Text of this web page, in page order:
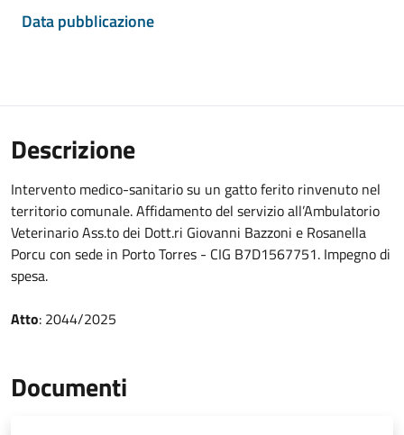
Data pubblicazione
Descrizione
Intervento medico-sanitario su un gatto ferito rinvenuto nel
territorio comunale. Affidamento del servizio all’Ambulatorio
Veterinario Ass.to dei Dott.ri Giovanni Bazzoni e Rosanella
Porcu con sede in Porto Torres - CIG B7D1567751. Impegno di
spesa.
Atto: 2044/2025
Documenti